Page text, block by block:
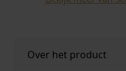
9
Over het product